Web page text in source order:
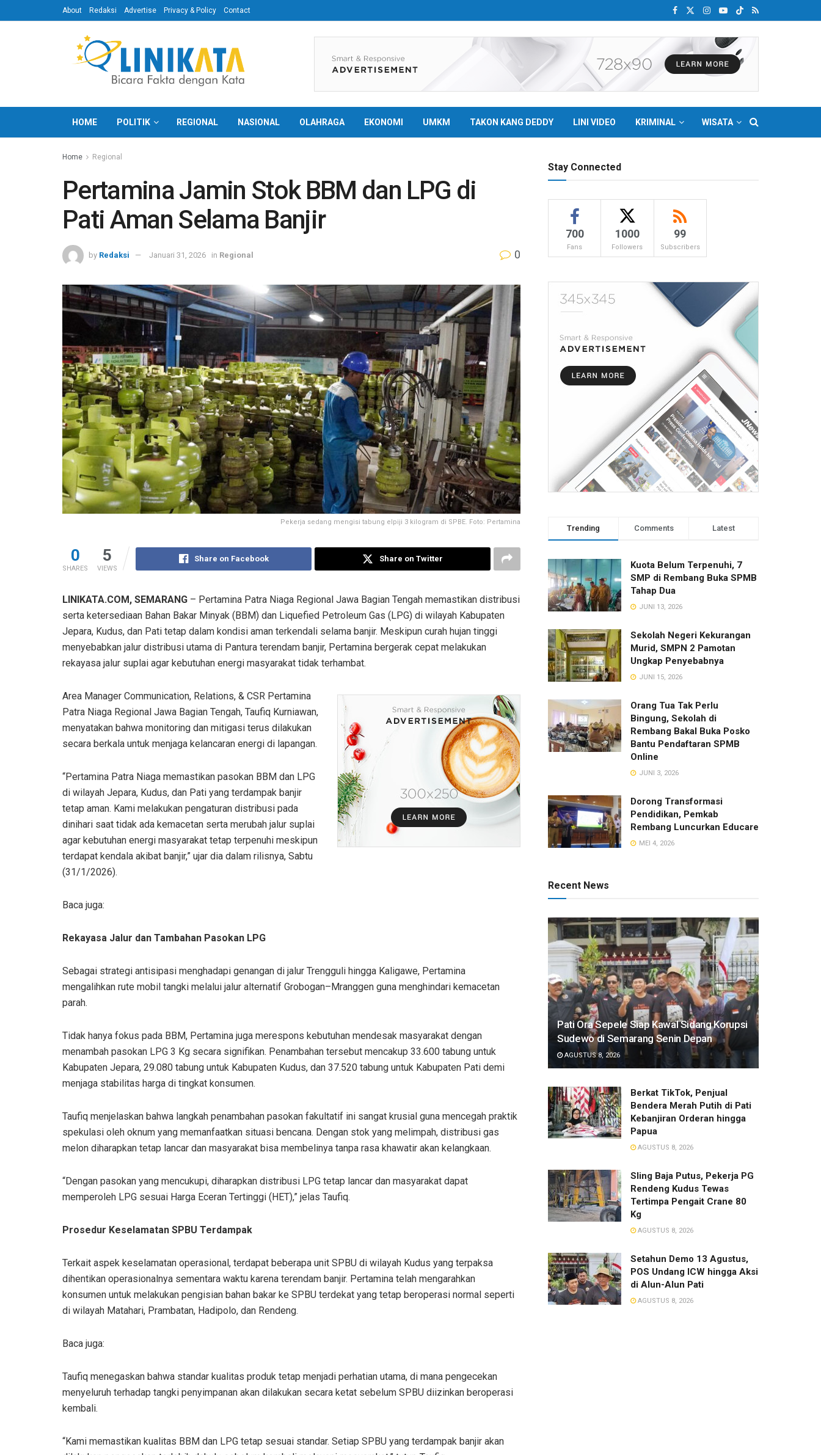
About Redaksi Advertise Privacy & Policy Contact
HOME POLITIK REGIONAL NASIONAL OLAHRAGA EKONOMI UMKM TAKON KANG DEDDY LINI VIDEO KRIMINAL WISATA
Home Regional
Pertamina Jamin Stok BBM dan LPG di
Pati Aman Selama Banjir
by Redaksi Januari 31, 2026 in Regional 0
Pekerja sedang mengisi tabung elpiji 3 kilogram di SPBE. Foto: Pertamina
0
SHARES
5
VIEWS
Share on Facebook Share on Twitter
LINIKATA.COM, SEMARANG – Pertamina Patra Niaga Regional Jawa Bagian Tengah memastikan distribusi
serta ketersediaan Bahan Bakar Minyak (BBM) dan Liquefied Petroleum Gas (LPG) di wilayah Kabupaten
Jepara, Kudus, dan Pati tetap dalam kondisi aman terkendali selama banjir. Meskipun curah hujan tinggi
menyebabkan jalur distribusi utama di Pantura terendam banjir, Pertamina bergerak cepat melakukan
rekayasa jalur suplai agar kebutuhan energi masyarakat tidak terhambat.
Area Manager Communication, Relations, & CSR Pertamina
Patra Niaga Regional Jawa Bagian Tengah, Taufiq Kurniawan,
menyatakan bahwa monitoring dan mitigasi terus dilakukan
secara berkala untuk menjaga kelancaran energi di lapangan.
“Pertamina Patra Niaga memastikan pasokan BBM dan LPG
di wilayah Jepara, Kudus, dan Pati yang terdampak banjir
tetap aman. Kami melakukan pengaturan distribusi pada
dinihari saat tidak ada kemacetan serta merubah jalur suplai
agar kebutuhan energi masyarakat tetap terpenuhi meskipun
terdapat kendala akibat banjir,” ujar dia dalam rilisnya, Sabtu
(31/1/2026).
Baca juga:
Rekayasa Jalur dan Tambahan Pasokan LPG
Sebagai strategi antisipasi menghadapi genangan di jalur Trengguli hingga Kaligawe, Pertamina
mengalihkan rute mobil tangki melalui jalur alternatif Grobogan–Mranggen guna menghindari kemacetan
parah.
Tidak hanya fokus pada BBM, Pertamina juga merespons kebutuhan mendesak masyarakat dengan
menambah pasokan LPG 3 Kg secara signifikan. Penambahan tersebut mencakup 33.600 tabung untuk
Kabupaten Jepara, 29.080 tabung untuk Kabupaten Kudus, dan 37.520 tabung untuk Kabupaten Pati demi
menjaga stabilitas harga di tingkat konsumen.
Taufiq menjelaskan bahwa langkah penambahan pasokan fakultatif ini sangat krusial guna mencegah praktik
spekulasi oleh oknum yang memanfaatkan situasi bencana. Dengan stok yang melimpah, distribusi gas
melon diharapkan tetap lancar dan masyarakat bisa membelinya tanpa rasa khawatir akan kelangkaan.
“Dengan pasokan yang mencukupi, diharapkan distribusi LPG tetap lancar dan masyarakat dapat
memperoleh LPG sesuai Harga Eceran Tertinggi (HET),” jelas Taufiq.
Prosedur Keselamatan SPBU Terdampak
Terkait aspek keselamatan operasional, terdapat beberapa unit SPBU di wilayah Kudus yang terpaksa
dihentikan operasionalnya sementara waktu karena terendam banjir. Pertamina telah mengarahkan
konsumen untuk melakukan pengisian bahan bakar ke SPBU terdekat yang tetap beroperasi normal seperti
di wilayah Matahari, Prambatan, Hadipolo, dan Rendeng.
Baca juga:
Taufiq menegaskan bahwa standar kualitas produk tetap menjadi perhatian utama, di mana pengecekan
menyeluruh terhadap tangki penyimpanan akan dilakukan secara ketat sebelum SPBU diizinkan beroperasi
kembali.
“Kami memastikan kualitas BBM dan LPG tetap sesuai standar. Setiap SPBU yang terdampak banjir akan
Stay Connected
700
Fans
1000
Followers
99
Subscribers
Trending Comments Latest
Kuota Belum Terpenuhi, 7
SMP di Rembang Buka SPMB
Tahap Dua
JUNI 13, 2026
Sekolah Negeri Kekurangan
Murid, SMPN 2 Pamotan
Ungkap Penyebabnya
JUNI 15, 2026
Orang Tua Tak Perlu
Bingung, Sekolah di
Rembang Bakal Buka Posko
Bantu Pendaftaran SPMB
Online
JUNI 3, 2026
Dorong Transformasi
Pendidikan, Pemkab
Rembang Luncurkan Educare
MEI 4, 2026
Recent News
Pati Ora Sepele Siap Kawal Sidang Korupsi
Sudewo di Semarang Senin Depan
AGUSTUS 8, 2026
​Berkat TikTok, Penjual
Bendera Merah Putih di Pati
Kebanjiran Orderan hingga
Papua
AGUSTUS 8, 2026
Sling Baja Putus, Pekerja PG
Rendeng Kudus Tewas
Tertimpa Pengait Crane 80
Kg
AGUSTUS 8, 2026
Setahun Demo 13 Agustus,
POS Undang ICW hingga Aksi
di Alun-Alun Pati
AGUSTUS 8, 2026